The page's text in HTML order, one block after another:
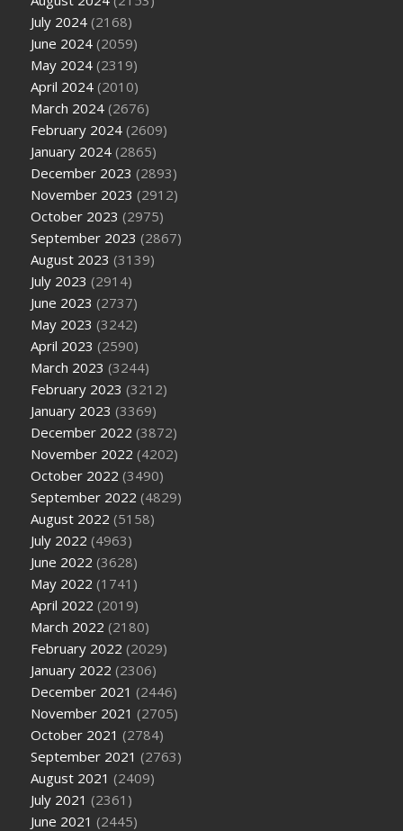
July 2024 (2168)
June 2024 (2059)
May 2024 (2319)
April 2024 (2010)
March 2024 (2676)
February 2024 (2609)
January 2024 (2865)
December 2023 (2893)
November 2023 (2912)
October 2023 (2975)
September 2023 (2867)
August 2023 (3139)
July 2023 (2914)
June 2023 (2737)
May 2023 (3242)
April 2023 (2590)
March 2023 (3244)
February 2023 (3212)
January 2023 (3369)
December 2022 (3872)
November 2022 (4202)
October 2022 (3490)
September 2022 (4829)
August 2022 (5158)
July 2022 (4963)
June 2022 (3628)
May 2022 (1741)
April 2022 (2019)
March 2022 (2180)
February 2022 (2029)
January 2022 (2306)
December 2021 (2446)
November 2021 (2705)
October 2021 (2784)
September 2021 (2763)
August 2021 (2409)
July 2021 (2361)
June 2021 (2445)